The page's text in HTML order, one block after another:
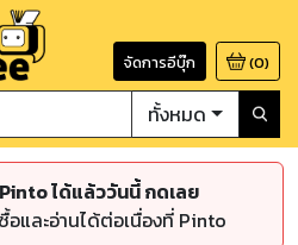
จัดการอีบุ๊ก (0)
ทั้งหมด
ได้แล้ววันนี้ กดเลย
และอ่านได้ต่อเนื่องที่ Pinto